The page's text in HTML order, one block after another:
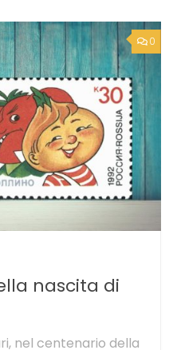
0
nascita di
nel centenario della